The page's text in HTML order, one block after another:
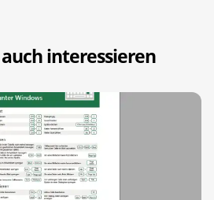
interessieren